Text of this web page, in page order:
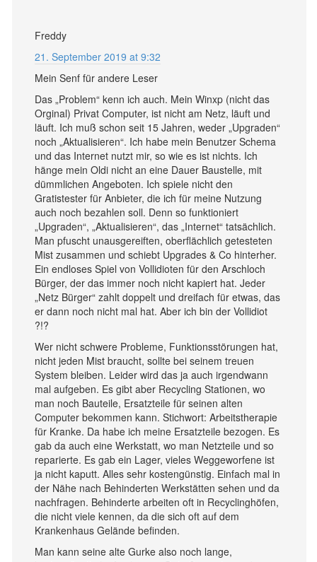
Freddy
21. September 2019 at 9:32
Mein Senf für andere Leser
Das „Problem“ kenn ich auch. Mein Winxp (nicht das
Orginal) Privat Computer, ist nicht am Netz, läuft und
läuft. Ich muß schon seit 15 Jahren, weder „Upgraden“
noch „Aktualisieren“. Ich habe mein Benutzer Schema
und das Internet nutzt mir, so wie es ist nichts. Ich
hänge mein Oldi nicht an eine Dauer Baustelle, mit
dümmlichen Angeboten. Ich spiele nicht den
Gratistester für Anbieter, die ich für meine Nutzung
auch noch bezahlen soll. Denn so funktioniert
„Upgraden“, „Aktualisieren“, das „Internet“ tatsächlich.
Man pfuscht unausgereiften, oberflächlich getesteten
Mist zusammen und schiebt Upgrades & Co hinterher.
Ein endloses Spiel von Vollidioten für den Arschloch
Bürger, der das immer noch nicht kapiert hat. Jeder
„Netz Bürger“ zahlt doppelt und dreifach für etwas, das
er dann noch nicht mal hat. Aber ich bin der Vollidiot
?!?
Wer nicht schwere Probleme, Funktionsstörungen hat,
nicht jeden Mist braucht, sollte bei seinem treuen
System bleiben. Leider wird das ja auch irgendwann
mal aufgeben. Es gibt aber Recycling Stationen, wo
man noch Bauteile, Ersatzteile für seinen alten
Computer bekommen kann. Stichwort: Arbeitstherapie
für Kranke. Da habe ich meine Ersatzteile bezogen. Es
gab da auch eine Werkstatt, wo man Netzteile und so
reparierte. Es gab ein Lager, vieles Weggeworfene ist
ja nicht kaputt. Alles sehr kostengünstig. Einfach mal in
der Nähe nach Behinderten Werkstätten sehen und da
nachfragen. Behinderte arbeiten oft in Recyclinghöfen,
die nicht viele kennen, da die sich oft auf dem
Krankenhaus Gelände befinden.
Man kann seine alte Gurke also noch lange,